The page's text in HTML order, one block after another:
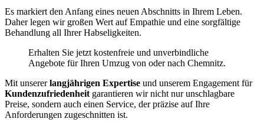
Es markiert den Anfang eines neuen Abschnitts in Ihrem Leben.
Daher legen wir großen Wert auf Empathie und eine sorgfältige
Behandlung all Ihrer Habseligkeiten.
Erhalten Sie jetzt kostenfreie und unverbindliche
Angebote für Ihren Umzug von oder nach Chemnitz⁠.
Mit unsererlangjährigen Expertise und unserem Engagement für
Kundenzufriedenheit garantieren wir nicht nur unschlagbare
Preise, sondern auch einen Service, der präzise auf Ihre
Anforderungen zugeschnitten ist.